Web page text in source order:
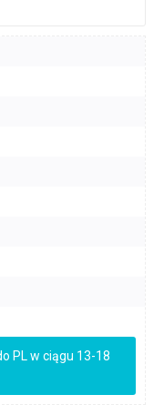
PL w ciągu 13-18